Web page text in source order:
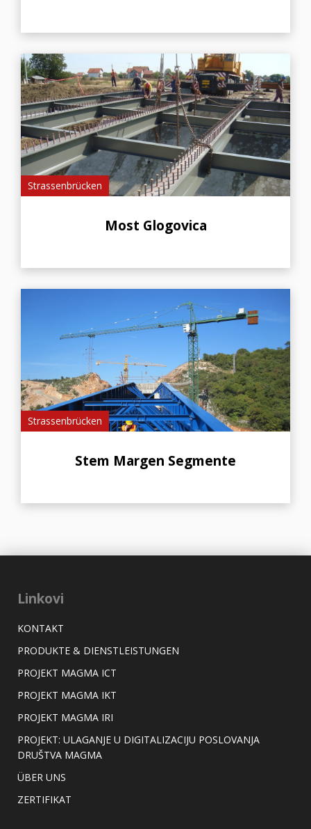
Strassenbrücken
Most Glogovica
Strassenbrücken
Stem Margen Segmente
Linkovi
KONTAKT
PRODUKTE & DIENSTLEISTUNGEN
PROJEKT MAGMA ICT
PROJEKT MAGMA IKT
PROJEKT MAGMA IRI
PROJEKT: ULAGANJE U DIGITALIZACIJU POSLOVANJA
DRUŠTVA MAGMA
ÜBER UNS
ZERTIFIKAT